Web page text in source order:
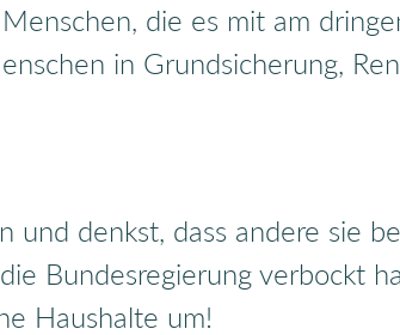
die es mit am
in Grundsicherung,
und denkst, dass andere sie
Bundesregierung verbockt
Haushalte um!